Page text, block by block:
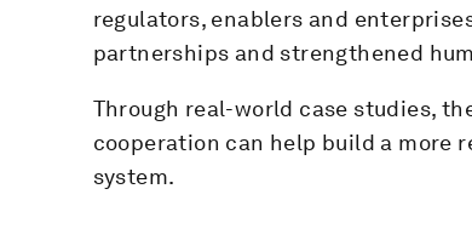
regulators, enablers and
partnerships and strengthened
Through real-world case studies,
cooperation can help build a more
system.